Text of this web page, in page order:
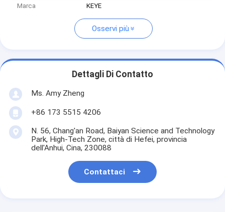
Marca
KEYE
Osservi più
Dettagli Di Contatto
Ms. Amy Zheng
+86 173 5515 4206
N. 56, Chang'an Road, Baiyan Science and Technology
Park, High-Tech Zone, città di Hefei, provincia
dell'Anhui, Cina, 230088
Contattaci